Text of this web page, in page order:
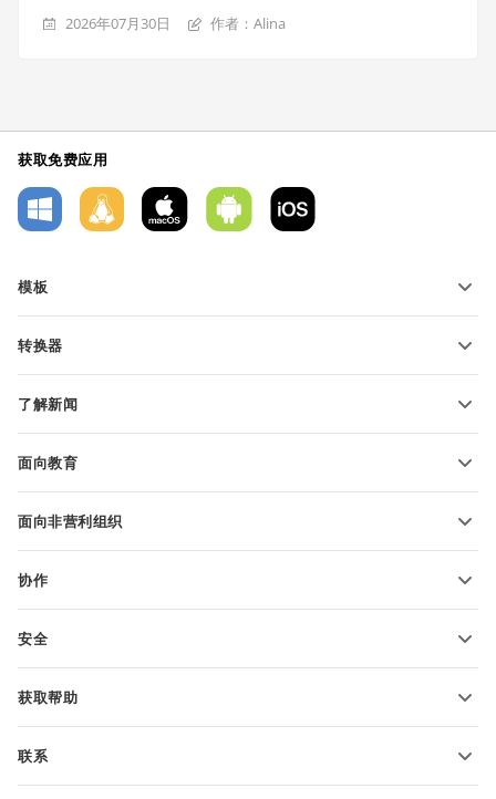
2026年07月30日 作者：Alina
获取免费应用
模板
文本文档模板
转换器
转换电子表格
了解新闻
面向教育
适用于教育人士
面向非营利组织
申请免费帐户
协作
翻译人员
安全
获取帮助
帮助中心
联系